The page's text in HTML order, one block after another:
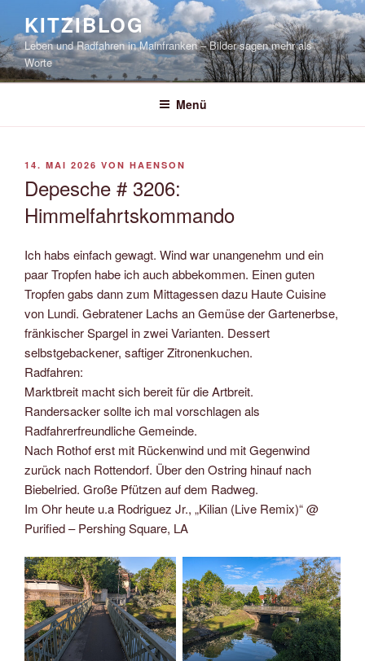
springen
KITZIBLOG
Leben und Radfahren in Mainfranken – Bilder sagen mehr als
Worte
Menü
VERÖFFENTLICHT
14. MAI 2026 VON HAENSON
Depesche # 3206:
Himmelfahrtskommando
Ich habs einfach gewagt. Wind war unangenehm und ein
paar Tropfen habe ich auch abbekommen. Einen guten
Tropfen gabs dann zum Mittagessen dazu Haute Cuisine
von Lundi. Gebratener Lachs an Gemüse der Gartenerbse,
fränkischer Spargel in zwei Varianten. Dessert
selbstgebackener, saftiger Zitronenkuchen.
Radfahren:
Marktbreit macht sich bereit für die Artbreit.
Randersacker sollte ich mal vorschlagen als
Radfahrerfreundliche Gemeinde.
Nach Rothof erst mit Rückenwind und mit Gegenwind
zurück nach Rottendorf. Über den Ostring hinauf nach
Biebelried. Große Pfützen auf dem Radweg.
Im Ohr heute u.a Rodriguez Jr., „Kilian (Live Remix)“ @
Purified – Pershing Square, LA